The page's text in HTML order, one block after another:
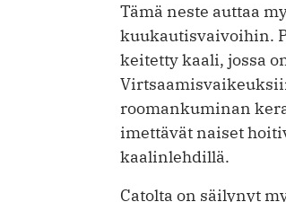
Tämä neste auttaa
kuukautisvaivoihin.
keitetty kaali, jossa
roomankuminan
imettävät naiset
kaalinlehdillä.
Catolta on säilynyt